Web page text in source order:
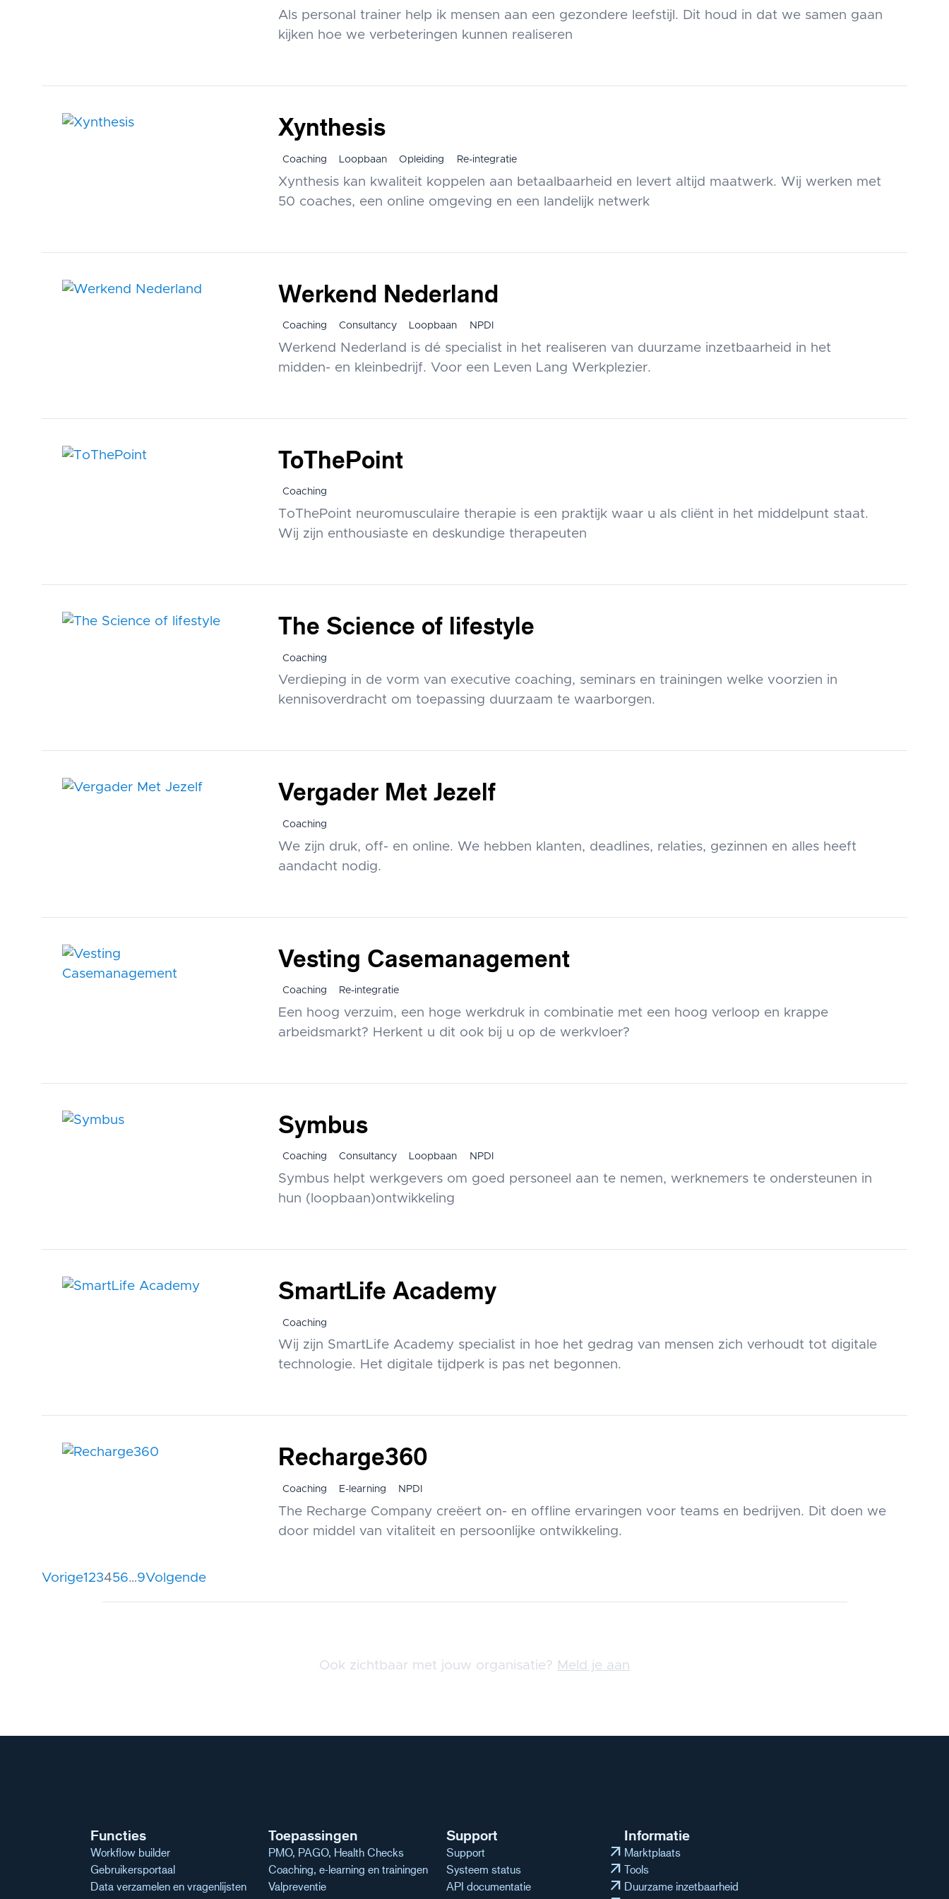
Als personal trainer help ik mensen aan een gezondere leefstijl. Dit houd in dat we samen gaan
kijken hoe we verbeteringen kunnen realiseren
Xynthesis
Coaching Loopbaan Opleiding Re-integratie
Xynthesis kan kwaliteit koppelen aan betaalbaarheid en levert altijd maatwerk. Wij werken met
50 coaches, een online omgeving en een landelijk netwerk
Werkend Nederland
Coaching Consultancy Loopbaan NPDI
Werkend Nederland is dé specialist in het realiseren van duurzame inzetbaarheid in het
midden- en kleinbedrijf. Voor een Leven Lang Werkplezier.
ToThePoint
Coaching
ToThePoint neuromusculaire therapie is een praktijk waar u als cliënt in het middelpunt staat.
Wij zijn enthousiaste en deskundige therapeuten
The Science of lifestyle
Coaching
Verdieping in de vorm van executive coaching, seminars en trainingen welke voorzien in
kennisoverdracht om toepassing duurzaam te waarborgen.
Vergader Met Jezelf
Coaching
We zijn druk, off- en online. We hebben klanten, deadlines, relaties, gezinnen en alles heeft
aandacht nodig.
Vesting Casemanagement
Coaching Re-integratie
Een hoog verzuim, een hoge werkdruk in combinatie met een hoog verloop en krappe
arbeidsmarkt? Herkent u dit ook bij u op de werkvloer?
Symbus
Coaching Consultancy Loopbaan NPDI
Symbus helpt werkgevers om goed personeel aan te nemen, werknemers te ondersteunen in
hun (loopbaan)ontwikkeling
SmartLife Academy
Coaching
Wij zijn SmartLife Academy specialist in hoe het gedrag van mensen zich verhoudt tot digitale
technologie. Het digitale tijdperk is pas net begonnen.
Recharge360
Coaching E-learning NPDI
The Recharge Company creëert on- en offline ervaringen voor teams en bedrijven. Dit doen we
door middel van vitaliteit en persoonlijke ontwikkeling.
Berichten
navigatie
Vorige1 23456…9Volgende
Ook zichtbaar met jouw organisatie? Meld je aan
Functies
Workflow builder
Gebruikersportaal
Data verzamelen en vragenlijsten
Toepassingen
PMO, PAGO, Health Checks
Coaching, e-learning en trainingen
Valpreventie
Support
Support arrow_outward
Systeem status arrow_outward
API documentatie arrow_outward
Informatie
Marktplaats
Tools
Duurzame inzetbaarheid